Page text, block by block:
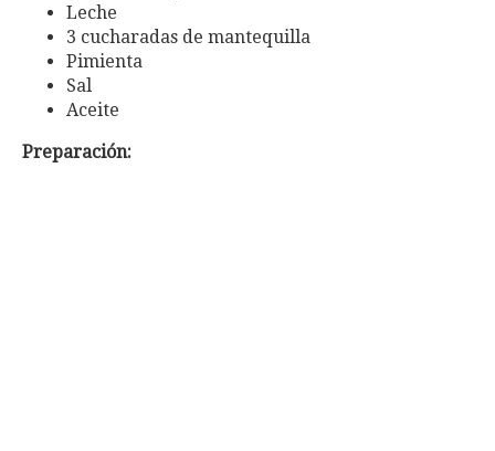
Leche
3 cucharadas de mantequilla
Pimienta
Sal
Aceite
Preparación: